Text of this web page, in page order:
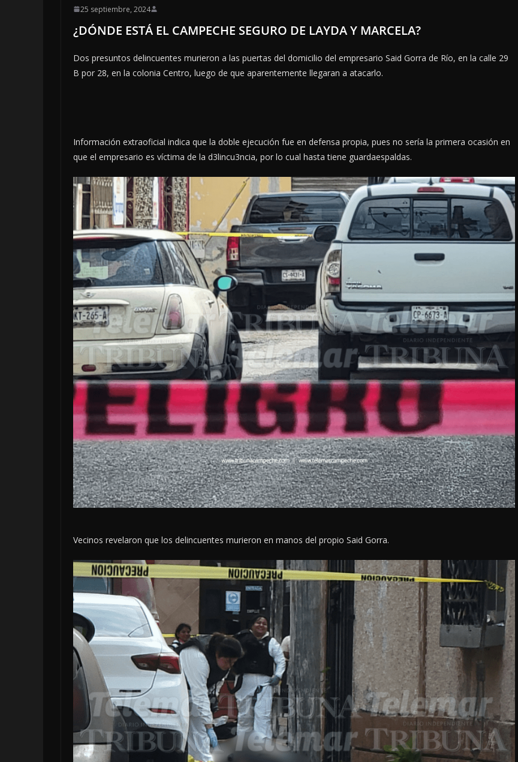
25 septiembre, 2024
¿DÓNDE ESTÁ EL CAMPECHE SEGURO DE LAYDA Y MARCELA?
Dos presuntos delincuentes murieron a las puertas del domicilio del empresario Said Gorra de Río, en la calle 29
B por 28, en la colonia Centro, luego de que aparentemente llegaran a atacarlo.
Información extraoficial indica que la doble ejecución fue en defensa propia, pues no sería la primera ocasión en
que el empresario es víctima de la d3lincu3ncia, por lo cual hasta tiene guardaespaldas.
Vecinos revelaron que los delincuentes murieron en manos del propio Said Gorra.